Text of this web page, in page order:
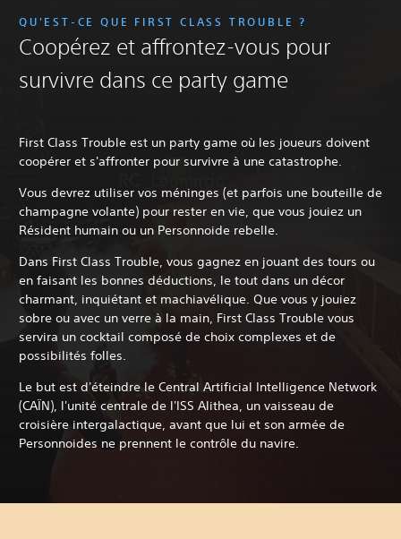
QU'EST-CE QUE FIRST CLASS TROUBLE ?
Coopérez et affrontez-vous pour
survivre dans ce party game
First Class Trouble est un party game où les joueurs doivent
coopérer et s'affronter pour survivre à une catastrophe.
Vous devrez utiliser vos méninges (et parfois une bouteille de
champagne volante) pour rester en vie, que vous jouiez un
Résident humain ou un Personnoide rebelle.
Dans First Class Trouble, vous gagnez en jouant des tours ou
en faisant les bonnes déductions, le tout dans un décor
charmant, inquiétant et machiavélique. Que vous y jouiez
sobre ou avec un verre à la main, First Class Trouble vous
servira un cocktail composé de choix complexes et de
possibilités folles.
Le but est d'éteindre le Central Artificial Intelligence Network
(CAÏN), l'unité centrale de l'ISS Alithea, un vaisseau de
croisière intergalactique, avant que lui et son armée de
Personnoides ne prennent le contrôle du navire.